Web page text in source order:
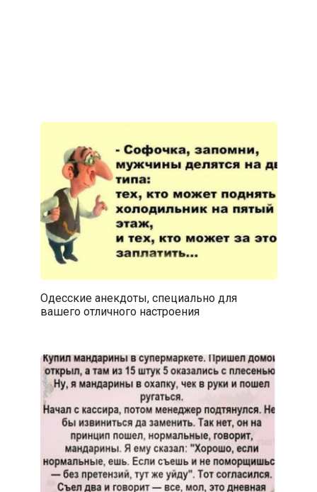
Одесские анекдоты, специально для
вашего отличного настроения